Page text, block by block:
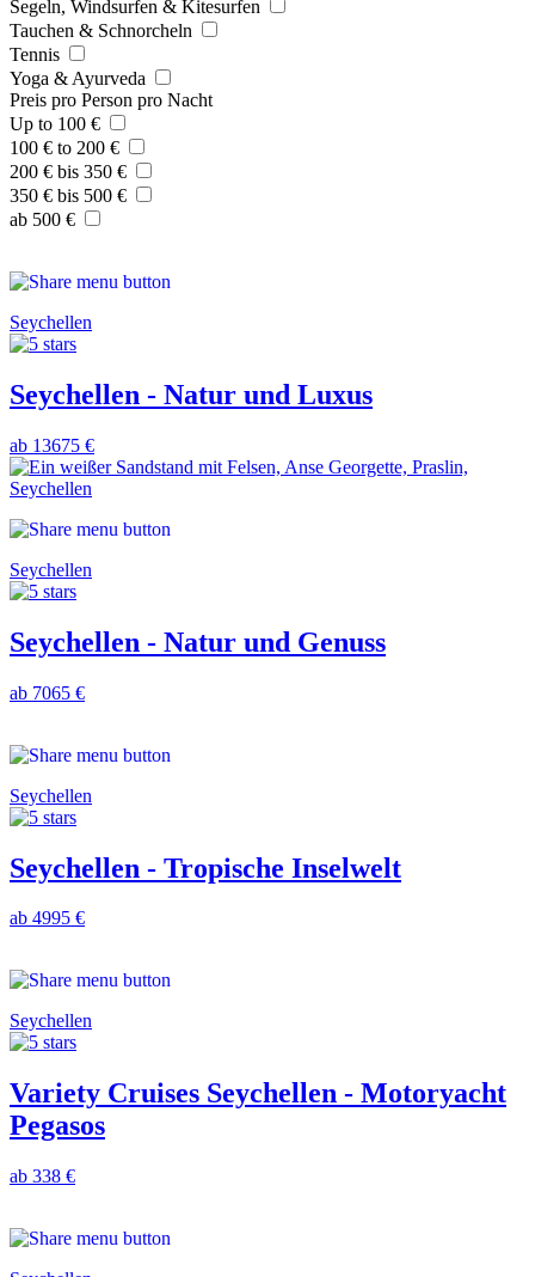
Segeln, Windsurfen & Kitesurfen
Tauchen & Schnorcheln
Tennis
Yoga & Ayurveda
Preis pro Person pro Nacht
Up to 100 €
100 € to 200 €
200 € bis 350 €
350 € bis 500 €
ab 500 €
Seychellen
Seychellen - Natur und Luxus
ab 13675 €
Seychellen
Seychellen - Natur und Genuss
ab 7065 €
Seychellen
Seychellen - Tropische Inselwelt
ab 4995 €
Seychellen
Variety Cruises Seychellen - Motoryacht
Pegasos
ab 338 €